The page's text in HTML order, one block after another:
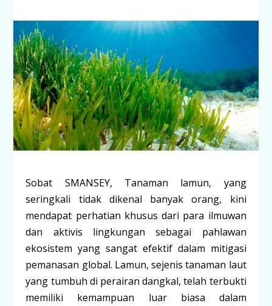
Sobat SMANSEY, Tanaman lamun, yang
seringkali tidak dikenal banyak orang, kini
mendapat perhatian khusus dari para ilmuwan
dan aktivis lingkungan sebagai pahlawan
ekosistem yang sangat efektif dalam mitigasi
pemanasan global. Lamun, sejenis tanaman laut
yang tumbuh di perairan dangkal, telah terbukti
memiliki kemampuan luar biasa dalam